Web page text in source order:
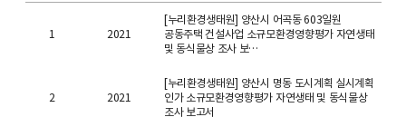
1 2021
[누리환경생태원] 양산시 어곡동 603일원
공동주택 건설사업 소규모환경영향평가 자연생태
및 동식물상 조사 보…
2 2021
[누리환경생태원] 양산시 명동 도시계획 실시계획
인가 소규모환경영향평가 자연생태 및 동식물상
조사 보고서